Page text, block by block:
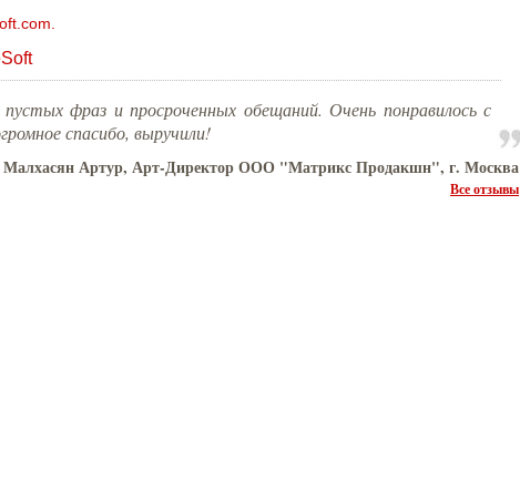
фраз и просроченных обещаний. Очень понравилось с
спасибо, выручили!
Малхасян Артур, Арт-Директор ООО "Матрикс Продакшн", г. Москва
Все отзывы